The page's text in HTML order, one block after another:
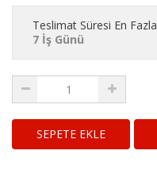
Teslimat Süresi En Fazla
7 İş Günü